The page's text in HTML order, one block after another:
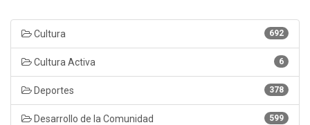
692
Cultura
6
Cultura Activa
378
Deportes
599
Desarrollo de la Comunidad